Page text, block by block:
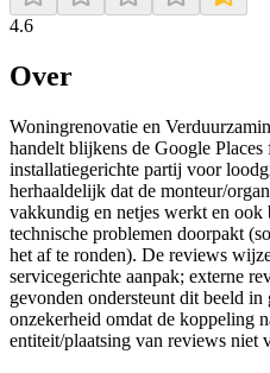
4.6
Over
Woningrenovatie en
handelt blijkens de Google Places
installatiegerichte partij voor
herhaaldelijk dat de monteur/
vakkundig en netjes werkt en
technische problemen doorpakt
het af te ronden). De reviews
servicegerichte aanpak; externe
gevonden ondersteunt dit beeld
onzekerheid omdat de koppeling
entiteit/plaatsing van reviews niet